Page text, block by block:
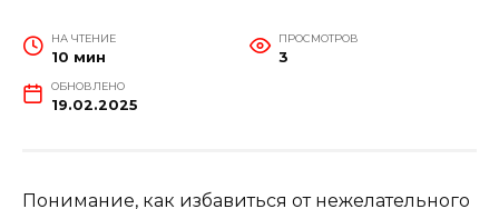
НА ЧТЕНИЕ
10 мин
ПРОСМОТРОВ
3
ОБНОВЛЕНО
19.02.2025
Понимание, как избавиться от нежелательного